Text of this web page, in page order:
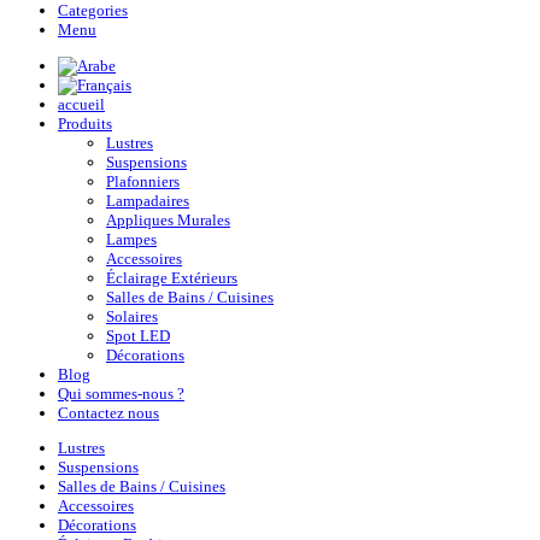
Categories
Menu
accueil
Produits
Lustres
Suspensions
Plafonniers
Lampadaires
Appliques Murales
Lampes
Accessoires
Éclairage Extérieurs
Salles de Bains / Cuisines
Solaires
Spot LED
Décorations
Blog
Qui sommes-nous ?
Contactez nous
Lustres
Suspensions
Salles de Bains / Cuisines
Accessoires
Décorations